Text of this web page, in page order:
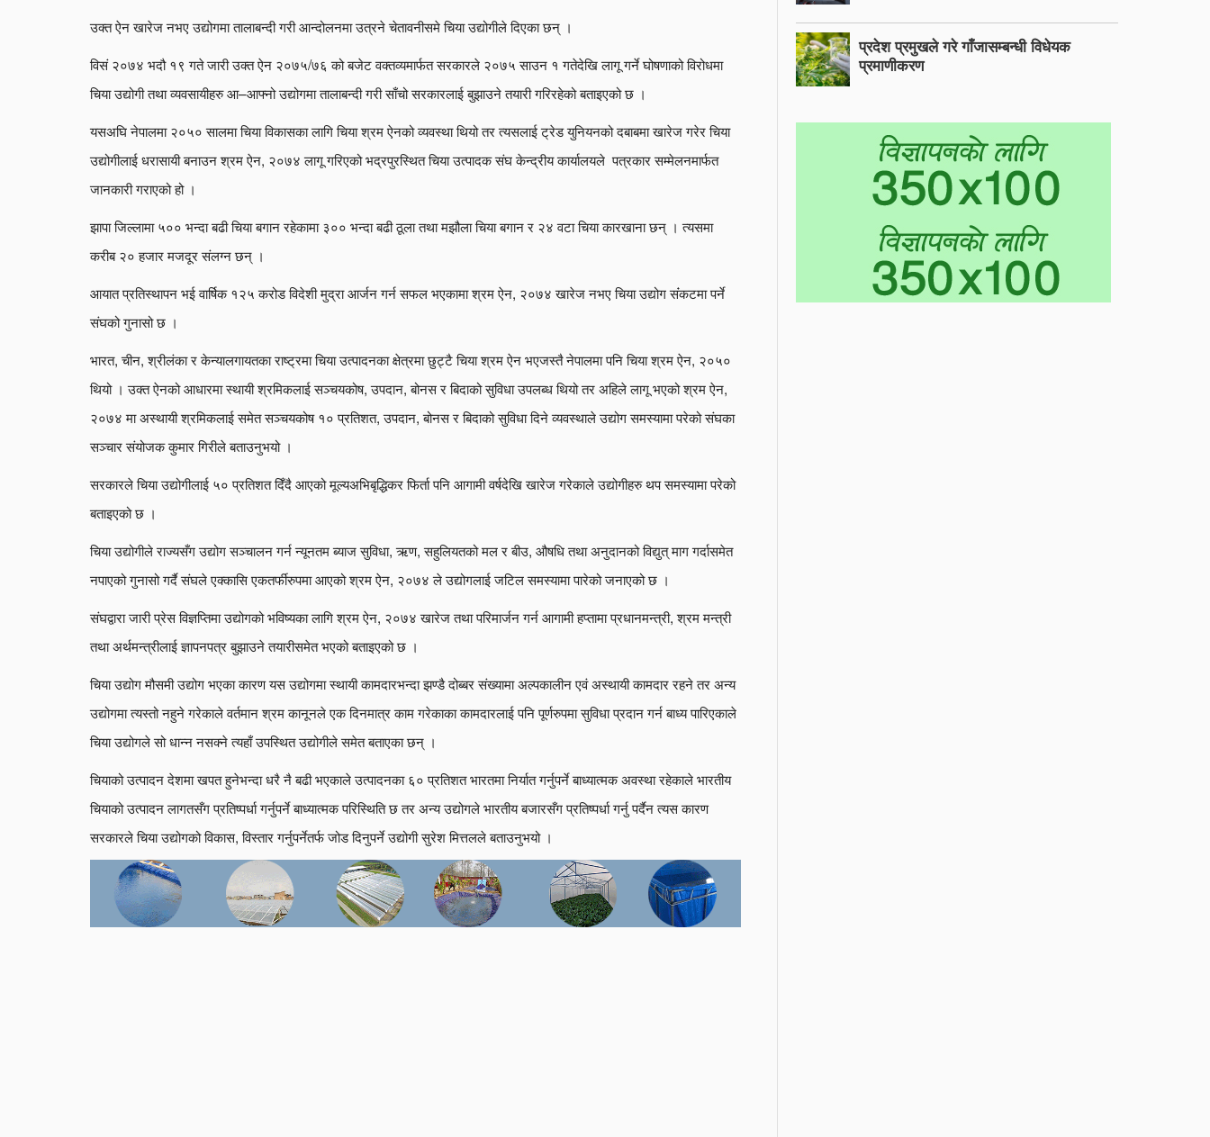
उक्त ऐन खारेज नभए उद्योगमा तालाबन्दी गरी आन्दोलनमा उत्रने चेतावनीसमे चिया उद्योगीले दिएका छन् ।
विसं २०७४ भदौ १९ गते जारी उक्त ऐन २०७५/७६ को बजेट वक्तव्यमार्फत सरकारले २०७५ साउन १ गतेदेखि लागू गर्ने घोषणाको विरोधमा
चिया उद्योगी तथा व्यवसायीहरु आ–आफ्नो उद्योगमा तालाबन्दी गरी साँचो सरकारलाई बुझाउने तयारी गरिरहेको बताइएको छ ।
यसअघि नेपालमा २०५० सालमा चिया विकासका लागि चिया श्रम ऐनको व्यवस्था थियो तर त्यसलाई ट्रेड युनियनको दबाबमा खारेज गरेर चिया
उद्योगीलाई धरासायी बनाउन श्रम ऐन, २०७४ लागू गरिएको भद्रपुरस्थित चिया उत्पादक संघ केन्द्रीय कार्यालयले पत्रकार सम्मेलनमार्फत
जानकारी गराएको हो ।
झापा जिल्लामा ५०० भन्दा बढी चिया बगान रहेकामा ३०० भन्दा बढी ठूला तथा मझौला चिया बगान र २४ वटा चिया कारखाना छन् । त्यसमा
करीब २० हजार मजदूर संलग्न छन् ।
आयात प्रतिस्थापन भई वार्षिक १२५ करोड विदेशी मुद्रा आर्जन गर्न सफल भएकामा श्रम ऐन, २०७४ खारेज नभए चिया उद्योग संंकटमा पर्ने
संघको गुनासो छ ।
भारत, चीन, श्रीलंका र केन्यालगायतका राष्ट्रमा चिया उत्पादनका क्षेत्रमा छुट्टै चिया श्रम ऐन भएजस्तै नेपालमा पनि चिया श्रम ऐन, २०५०
थियो । उक्त ऐनको आधारमा स्थायी श्रमिकलाई सञ्चयकोष, उपदान, बोनस र बिदाको सुविधा उपलब्ध थियो तर अहिले लागू भएको श्रम ऐन,
२०७४ मा अस्थायी श्रमिकलाई समेत सञ्चयकोष १० प्रतिशत, उपदान, बोनस र बिदाको सुविधा दिने व्यवस्थाले उद्योग समस्यामा परेको संघका
सञ्चार संयोजक कुमार गिरीले बताउनुभयो ।
सरकारले चिया उद्योगीलाई ५० प्रतिशत दिँदै आएको मूल्यअभिबृद्धिकर फिर्ता पनि आगामी वर्षदेखि खारेज गरेकाले उद्योगीहरु थप समस्यामा परेको
बताइएको छ ।
चिया उद्योगीले राज्यसँग उद्योग सञ्चालन गर्न न्यूनतम ब्याज सुविधा, ऋण, सहुलियतको मल र बीउ, औषधि तथा अनुदानको विद्युत् माग गर्दासमेत
नपाएको गुनासो गर्दै संघले एक्कासि एकतर्फीरुपमा आएको श्रम ऐन, २०७४ ले उद्योगलाई जटिल समस्यामा पारेको जनाएको छ ।
संघद्वारा जारी प्रेस विज्ञप्तिमा उद्योगको भविष्यका लागि श्रम ऐन, २०७४ खारेज तथा परिमार्जन गर्न आगामी हप्तामा प्रधानमन्त्री, श्रम मन्त्री
तथा अर्थमन्त्रीलाई ज्ञापनपत्र बुझाउने तयारीसमेत भएको बताइएको छ ।
चिया उद्योग मौसमी उद्योग भएका कारण यस उद्योगमा स्थायी कामदारभन्दा झण्डै दोब्बर संख्यामा अल्पकालीन एवं अस्थायी कामदार रहने तर अन्य
उद्योगमा त्यस्तो नहुने गरेकाले वर्तमान श्रम कानूनले एक दिनमात्र काम गरेकाका कामदारलाई पनि पूर्णरुपमा सुविधा प्रदान गर्न बाध्य पारिएकाले
चिया उद्योगले सो धान्न नसक्ने त्यहाँ उपस्थित उद्योगीले समेत बताएका छन् ।
चियाको उत्पादन देशमा खपत हुनेभन्दा धरै नै बढी भएकाले उत्पादनका ६० प्रतिशत भारतमा निर्यात गर्नुपर्ने बाध्यात्मक अवस्था रहेकाले भारतीय
चियाको उत्पादन लागतसँग प्रतिष्पर्धा गर्नुपर्ने बाध्यात्मक परिस्थिति छ तर अन्य उद्योगले भारतीय बजारसँग प्रतिष्पर्धा गर्नु पर्दैन त्यस कारण
सरकारले चिया उद्योगको विकास, विस्तार गर्नुपर्नेतर्फ जोड दिनुपर्ने उद्योगी सुरेश मित्तलले बताउनुभयो ।
प्रदेश प्रमुखले गरे गाँजासम्बन्धी विधेयक
प्रमाणीकरण